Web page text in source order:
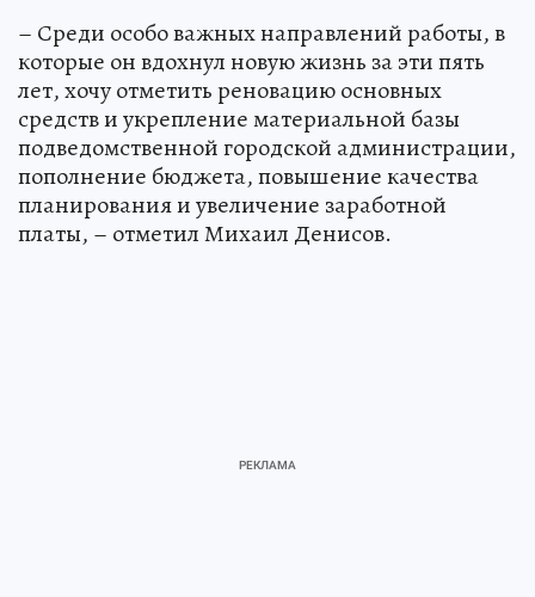
– Среди особо важных направлений работы, в
которые он вдохнул новую жизнь за эти пять
лет, хочу отметить реновацию основных
средств и укрепление материальной базы
подведомственной городской администрации,
пополнение бюджета, повышение качества
планирования и увеличение заработной
платы, – отметил Михаил Денисов.